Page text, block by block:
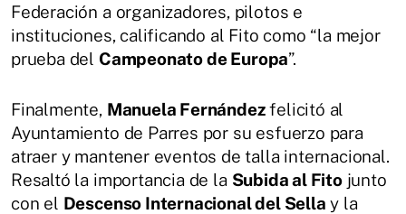
Federación a organizadores, pilotos e
instituciones, calificando al Fito como “la mejor
prueba del Campeonato de Europa”.
Finalmente, Manuela Fernándezfelicitó al
Ayuntamiento de Parres por su esfuerzo para
atraer y mantener eventos de talla internacional.
Resaltó la importancia de la Subida al Fitojunto
con el Descenso Internacional del Sella y la